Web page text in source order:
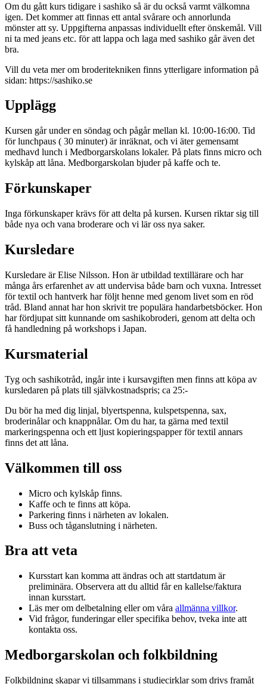
Om du gått kurs tidigare i sashiko så är du också varmt välkomna
igen. Det kommer att finnas ett antal svårare och annorlunda
mönster att sy. Uppgifterna anpassas individuellt efter önskemål. Vill
ni ta med jeans etc. för att lappa och laga med sashiko går även det
bra.
Vill du veta mer om broderitekniken finns ytterligare information på
sidan: https://sashiko.se
Upplägg
Kursen går under en söndag och pågår mellan kl. 10:00-16:00. Tid
för lunchpaus ( 30 minuter) är inräknat, och vi äter gemensamt
medhavd lunch i Medborgarskolans lokaler. På plats finns micro och
kylskåp att låna. Medborgarskolan bjuder på kaffe och te.
Förkunskaper
Inga förkunskaper krävs för att delta på kursen. Kursen riktar sig till
både nya och vana broderare och vi lär oss nya saker.
Kursledare
Kursledare är Elise Nilsson. Hon är utbildad textillärare och har
många års erfarenhet av att undervisa både barn och vuxna. Intresset
för textil och hantverk har följt henne med genom livet som en röd
tråd. Bland annat har hon skrivit tre populära handarbetsböcker. Hon
har fördjupat sitt kunnande om sashikobroderi, genom att delta och
få handledning på workshops i Japan.
Kursmaterial
Tyg och sashikotråd, ingår inte i kursavgiften men finns att köpa av
kursledaren på plats till självkostnadspris; ca 25:-
Du bör ha med dig linjal, blyertspenna, kulspetspenna, sax,
broderinålar och knappnålar. Om du har, ta gärna med textil
markeringspenna och ett ljust kopieringspapper för textil annars
finns det att låna.
Välkommen till oss
Micro och kylskåp finns.
Kaffe och te finns att köpa.
Parkering finns i närheten av lokalen.
Buss och tåganslutning i närheten.
Bra att veta
Kursstart kan komma att ändras och att startdatum är
preliminära. Observera att du alltid får en kallelse/faktura
innan kursstart.
Läs mer om delbetalning eller om våra allmänna villkor.
Vid frågor, funderingar eller specifika behov, tveka inte att
kontakta oss.
Medborgarskolan och folkbildning
Folkbildning skapar vi tillsammans i studiecirklar som drivs framåt